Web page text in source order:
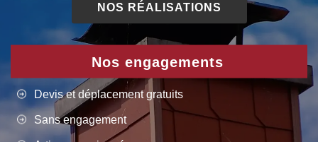
NOS RÉALISATIONS
Nos engagements
Devis et déplacement gratuits
Sans engagement